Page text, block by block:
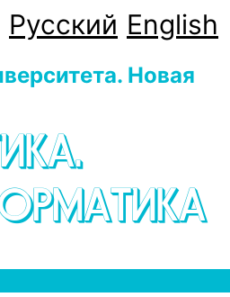
Русский English
Новая